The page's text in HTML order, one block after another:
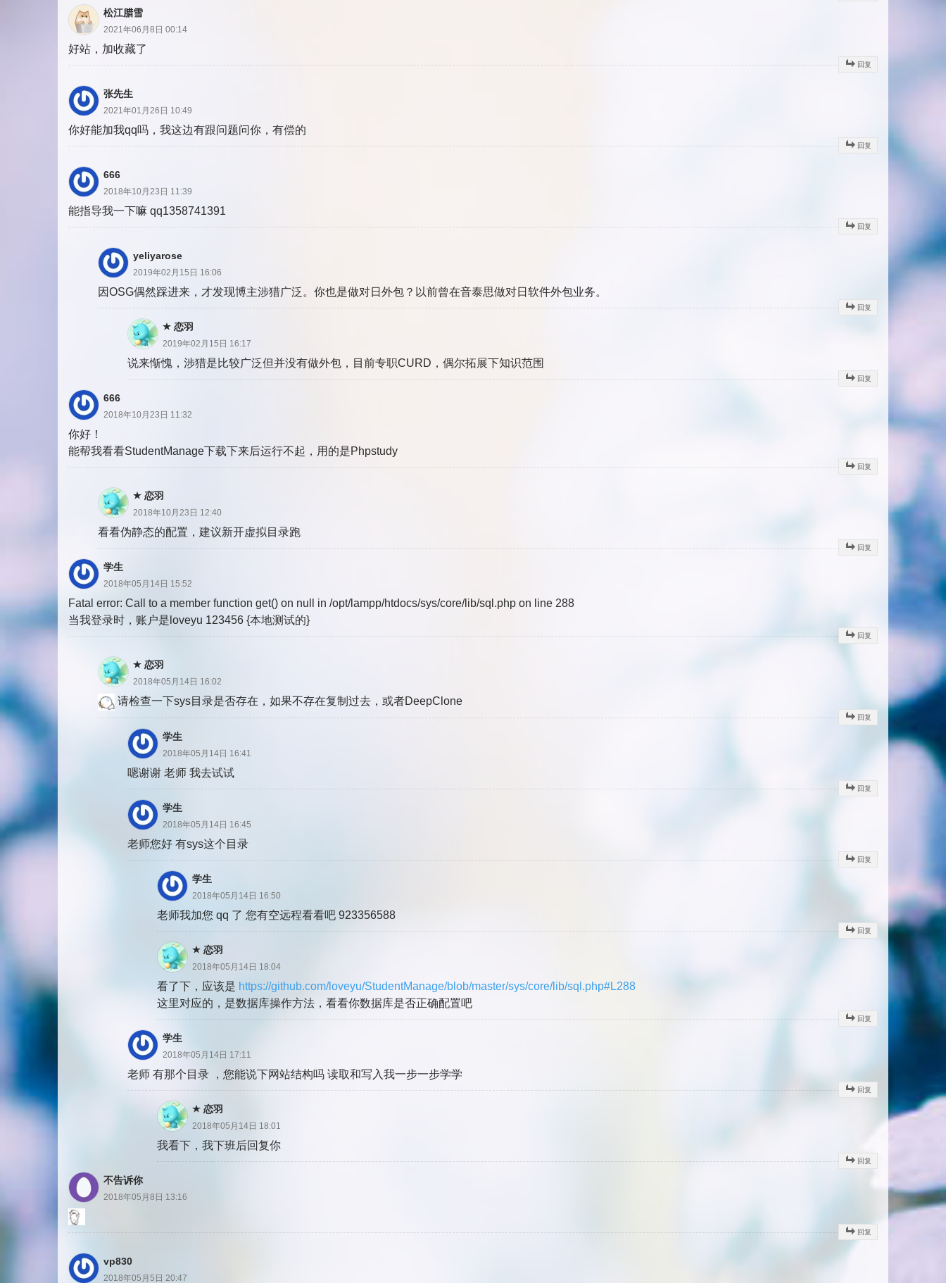
松江腊雪
2021年06月8日 00:14
好站，加收藏了
回复
张先生
2021年01月26日 10:49
你好能加我qq吗，我这边有跟问题问你，有偿的
回复
666
2018年10月23日 11:39
能指导我一下嘛 qq1358741391
回复
yeliyarose
2019年02月15日 16:06
因OSG偶然踩进来，才发现博主涉猎广泛。你也是做对日外包？以前曾在音泰思做对日软件外包业务。
回复
恋羽
2019年02月15日 16:17
说来惭愧，涉猎是比较广泛但并没有做外包，目前专职CURD，偶尔拓展下知识范围
回复
666
2018年10月23日 11:32
你好！
能帮我看看StudentManage下载下来后运行不起，用的是Phpstudy
回复
恋羽
2018年10月23日 12:40
看看伪静态的配置，建议新开虚拟目录跑
回复
学生
2018年05月14日 15:52
Fatal error: Call to a member function get() on null in /opt/lampp/htdocs/sys/core/lib/sql.php on line 288
当我登录时，账户是loveyu 123456 {本地测试的}
回复
恋羽
2018年05月14日 16:02
请检查一下sys目录是否存在，如果不存在复制过去，或者DeepClone
回复
学生
2018年05月14日 16:41
嗯谢谢 老师 我去试试
回复
学生
2018年05月14日 16:45
老师您好 有sys这个目录
回复
学生
2018年05月14日 16:50
老师我加您 qq 了 您有空远程看看吧 923356588
回复
恋羽
2018年05月14日 18:04
看了下，应该是 https://github.com/loveyu/StudentManage/blob/master/sys/core/lib/sql.php#L288
这里对应的，是数据库操作方法，看看你数据库是否正确配置吧
回复
学生
2018年05月14日 17:11
老师 有那个目录 ，您能说下网站结构吗 读取和写入我一步一步学学
回复
恋羽
2018年05月14日 18:01
我看下，我下班后回复你
回复
不告诉你
2018年05月8日 13:16
回复
vp830
2018年05月5日 20:47